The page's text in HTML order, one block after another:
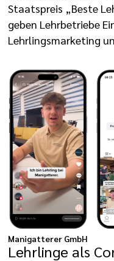
Staatspreis „Beste
geben Lehrbetriebe
Lehrlingsmarketing
Manigatterer GmbH
Lehrlinge als